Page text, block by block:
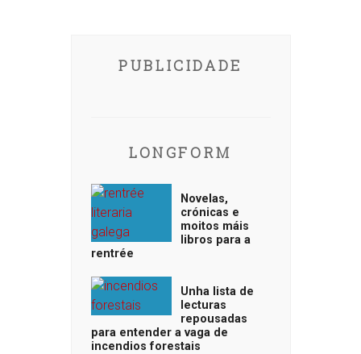
PUBLICIDADE
LONGFORM
Novelas,
crónicas e
moitos máis
libros para a
rentrée
Unha lista de
lecturas
repousadas
para entender a vaga de
incendios forestais